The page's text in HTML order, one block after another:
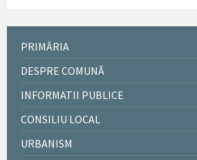
PRIMĂRIA
DESPRE COMUNĂ
INFORMATII PUBLICE
CONSILIU LOCAL
URBANISM